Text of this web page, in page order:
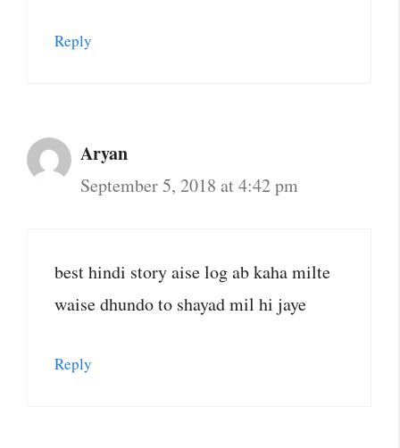
Reply
Aryan
September 5, 2018 at 4:42 pm
best hindi story aise log ab kaha milte
waise dhundo to shayad mil hi jaye
Reply